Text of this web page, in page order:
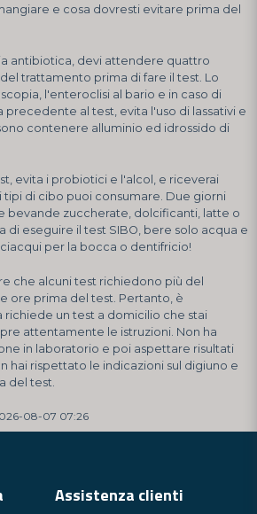
e cosa dovresti evitare prima del
antibiotica, devi attendere quattro
trattamento prima di fare il test. Lo
l'enteroclisi al bario e in caso di
precedente al test, evita l'uso di lassativi e
contenere alluminio ed idrossido di
evita i probiotici e l'alcol, e riceverai
tipi di cibo puoi consumare. Due giorni
bevande zuccherate, dolcificanti, latte o
di eseguire il test SIBO, bere solo acqua e
per la bocca o dentifricio!
che alcuni test richiedono più del
ore prima del test. Pertanto, è
un test a domicilio che stai
attentamente le istruzioni. Non ha
in laboratorio e poi aspettare risultati
hai rispettato le indicazioni sul digiuno e
del test.
08-07 07:26
Assistenza clienti